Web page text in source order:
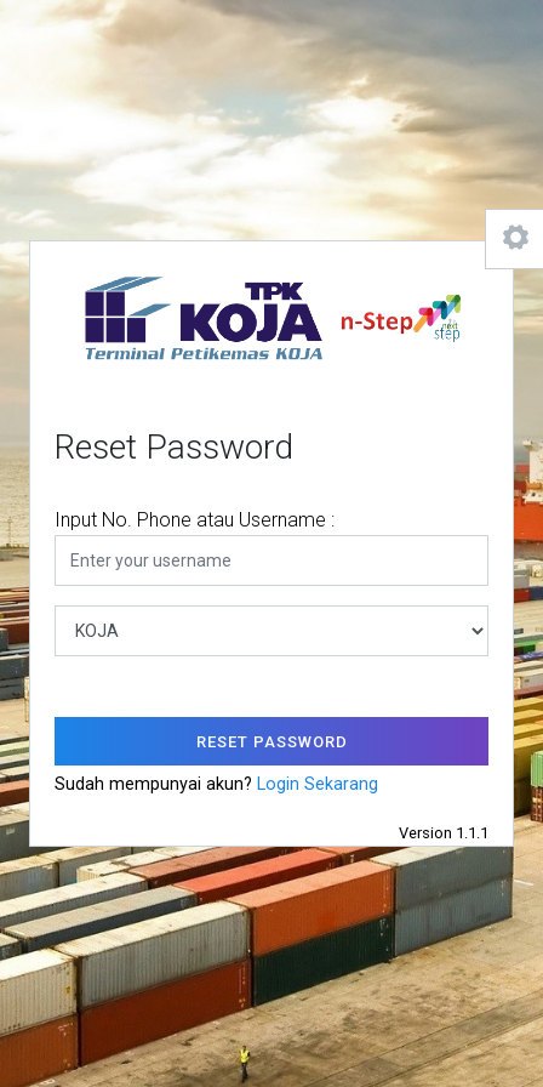
Reset Password
Input No. Phone atau Username :
RESET PASSWORD
Sudah mempunyai akun? Login Sekarang
Version 1.1.1